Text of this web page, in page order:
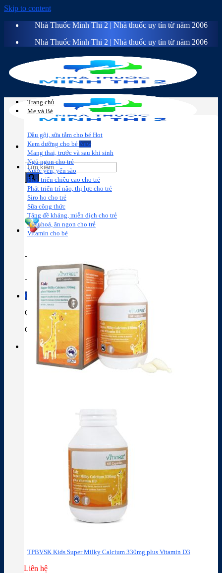
Skip to content
Nhà Thuốc Minh Thi 2 | Nhà thuốc uy tín từ năm 2006
Nhà Thuốc Minh Thi 2 | Nhà thuốc uy tín từ năm 2006
Sữa công
thức
Thành phần thuốc
Giỏ hàng
Giỏ hàng
Chưa có sản phẩm trong giỏ hàng.
Trang chủ
Mẹ và Bé
Dầu gội, sữa tắm cho bé
Kem dưỡng cho bé
Mang thai, trước và sau khi sinh
Ngủ ngon cho trẻ
Nước yến, yến sào
Phát triển chiều cao cho trẻ
Phát triển trí não, thị lực cho trẻ
Siro ho cho trẻ
Sữa công thức
Tăng đề kháng, miễn dịch cho trẻ
Tiêu hoá, ăn ngon cho trẻ
Vitamin cho bé
TPBVSK Kids Super Milky Calcium 330mg plus Vitamin D3
Liên hệ